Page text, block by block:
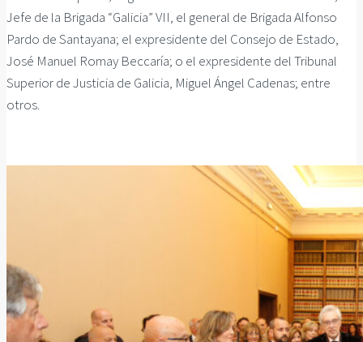
Jefe de la Brigada “Galicia” VII, el general de Brigada Alfonso
Pardo de Santayana; el expresidente del Consejo de Estado,
José Manuel Romay Beccaría; o el expresidente del Tribunal
Superior de Justicia de Galicia, Miguel Ángel Cadenas; entre
otros.